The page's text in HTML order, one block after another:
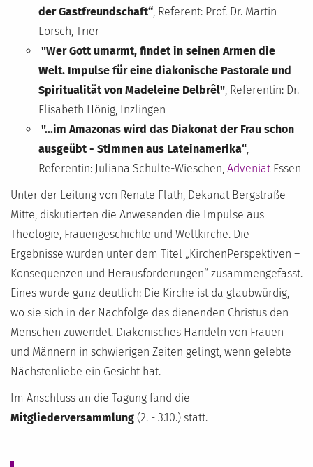
der Gastfreundschaft“, Referent: Prof. Dr. Martin
Lörsch, Trier
"Wer Gott umarmt, findet in seinen Armen die
Welt. Impulse für eine diakonische Pastorale und
Spiritualität von Madeleine Delbrêl", Referentin: Dr.
Elisabeth Hönig, Inzlingen
"...im Amazonas wird das Diakonat der Frau schon
ausgeübt - Stimmen aus Lateinamerika“,
Referentin: Juliana Schulte-Wieschen, AdveniatEssen
Unter der Leitung von Renate Flath, Dekanat Bergstraße-
Mitte, diskutierten die Anwesenden die Impulse aus
Theologie, Frauengeschichte und Weltkirche. Die
Ergebnisse wurden unter dem Titel „KirchenPerspektiven –
Konsequenzen und Herausforderungen“ zusammengefasst.
Eines wurde ganz deutlich: Die Kirche ist da glaubwürdig,
wo sie sich in der Nachfolge des dienenden Christus den
Menschen zuwendet. Diakonisches Handeln von Frauen
und Männern in schwierigen Zeiten gelingt, wenn gelebte
Nächstenliebe ein Gesicht hat.
Im Anschluss an die Tagung fand die
Mitgliederversammlung (2. - 3.10.) statt.